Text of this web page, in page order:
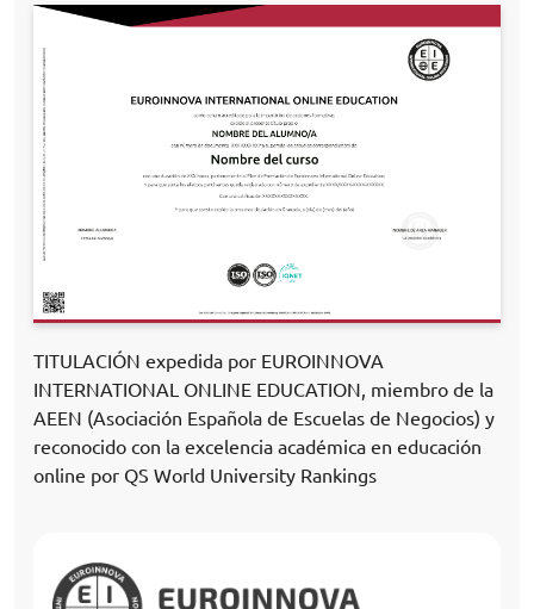
TITULACIÓN expedida por EUROINNOVA
INTERNATIONAL ONLINE EDUCATION, miembro de la
AEEN (Asociación Española de Escuelas de Negocios) y
reconocido con la excelencia académica en educación
online por QS World University Rankings